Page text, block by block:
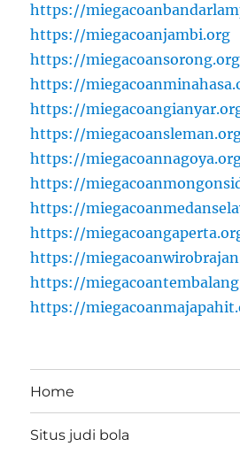
https://
https://miegacoanjambi.org
https://miegacoansorong.org
https://
https://
https://
https://
https://
https://
https://
https://
https://
https://
Home
Situs judi bola